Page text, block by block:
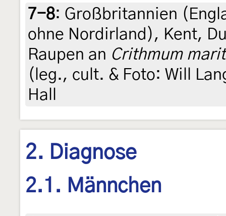
7-8: Großbritannien
ohne Nordirland), Kent,
Raupen an Crithmum
(leg., cult. & Foto: Will
Hall
2. Diagnose
2.1. Männchen